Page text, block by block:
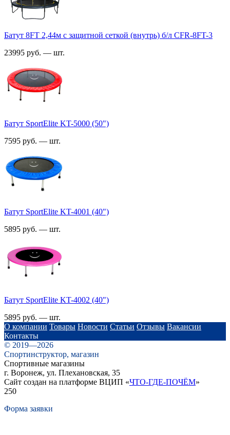
Батут 8FT 2,44м с защитной сеткой (внутрь) б/л CFR-8FT-3
23995 руб. — шт.
Батут SportElite KT-5000 (50")
7595 руб. — шт.
Батут SportElite KT-4001 (40")
5895 руб. — шт.
Батут SportElite KT-4002 (40")
5895 руб. — шт.
О компании Товары Новости Статьи Отзывы Вакансии
Контакты
© 2019—2026
Спортинструктор, магазин
Спортивные магазины
г. Воронеж, ул. Плехановская, 35
Сайт создан на платформе ВЦИП «ЧТО-ГДЕ-ПОЧЁМ»
250
Форма заявки